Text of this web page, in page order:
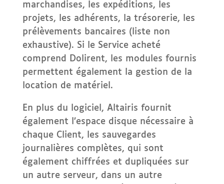
marchandises, les expéditions, les
projets, les adhérents, la trésorerie, les
prélèvements bancaires (liste non
exhaustive). Si le Service acheté
comprend Dolirent, les modules fournis
permettent également la gestion de la
location de matériel.
En plus du logiciel, Altairis fournit
également l’espace disque nécessaire à
chaque Client, les sauvegardes
journalières complètes, qui sont
également chiffrées et dupliquées sur
un autre serveur, dans un autre